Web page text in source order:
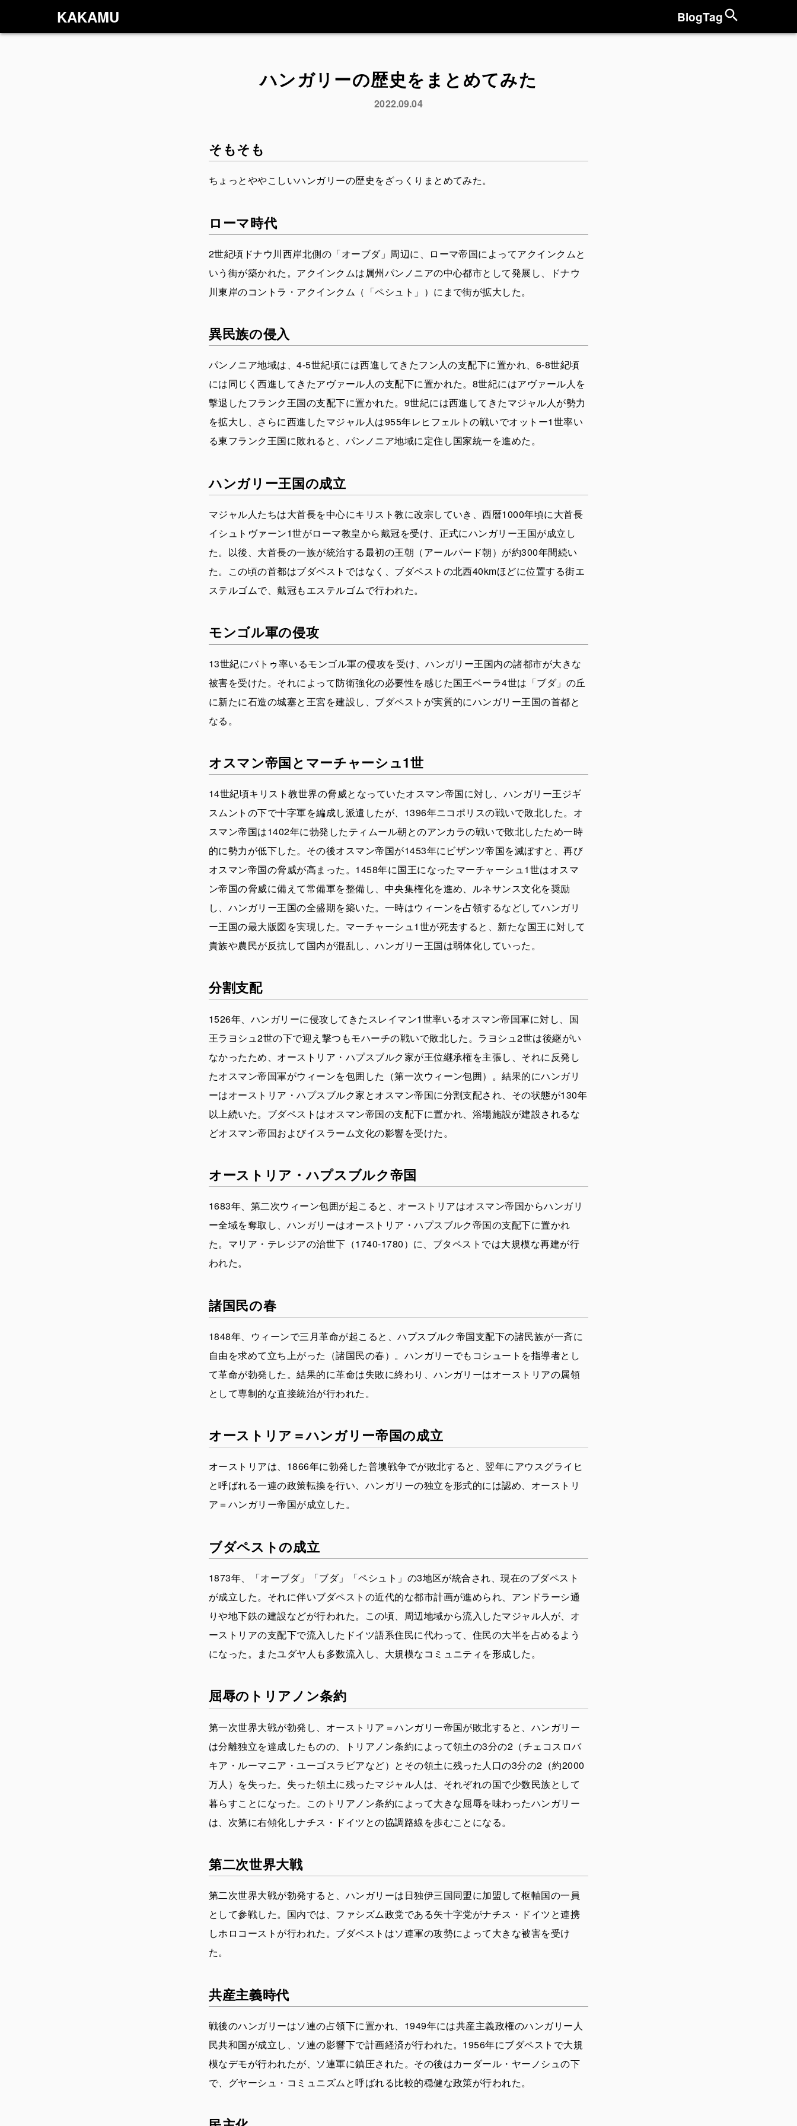
KAKAMU BlogTag
ハンガリーの歴史をまとめてみた
2022.09.04
そもそも
ちょっとややこしいハンガリーの歴史をざっくりまとめてみた。
ローマ時代
2世紀頃ドナウ川西岸北側の「オーブダ」周辺に、ローマ帝国によってアクインクムと
いう街が築かれた。アクインクムは属州パンノニアの中心都市として発展し、ドナウ
川東岸のコントラ・アクインクム（「ペシュト」）にまで街が拡大した。
異民族の侵入
パンノニア地域は、4-5世紀頃には西進してきたフン人の支配下に置かれ、6-8世紀頃
には同じく西進してきたアヴァール人の支配下に置かれた。8世紀にはアヴァール人を
撃退したフランク王国の支配下に置かれた。9世紀には西進してきたマジャル人が勢力
を拡大し、さらに西進したマジャル人は955年レヒフェルトの戦いでオットー1世率い
る東フランク王国に敗れると、パンノニア地域に定住し国家統一を進めた。
ハンガリー王国の成立
マジャル人たちは大首長を中心にキリスト教に改宗していき、西暦1000年頃に大首長
イシュトヴァーン1世がローマ教皇から戴冠を受け、正式にハンガリー王国が成立し
た。以後、大首長の一族が統治する最初の王朝（アールパード朝）が約300年間続い
た。この頃の首都はブダペストではなく、ブダペストの北西40kmほどに位置する街エ
ステルゴムで、戴冠もエステルゴムで行われた。
モンゴル軍の侵攻
13世紀にバトゥ率いるモンゴル軍の侵攻を受け、ハンガリー王国内の諸都市が大きな
被害を受けた。それによって防衛強化の必要性を感じた国王ベーラ4世は「ブダ」の丘
に新たに石造の城塞と王宮を建設し、ブダペストが実質的にハンガリー王国の首都と
なる。
オスマン帝国とマーチャーシュ1世
14世紀頃キリスト教世界の脅威となっていたオスマン帝国に対し、ハンガリー王ジギ
スムントの下で十字軍を編成し派遣したが、1396年ニコポリスの戦いで敗北した。オ
スマン帝国は1402年に勃発したティムール朝とのアンカラの戦いで敗北したため一時
的に勢力が低下した。その後オスマン帝国が1453年にビザンツ帝国を滅ぼすと、再び
オスマン帝国の脅威が高まった。1458年に国王になったマーチャーシュ1世はオスマ
ン帝国の脅威に備えて常備軍を整備し、中央集権化を進め、ルネサンス文化を奨励
し、ハンガリー王国の全盛期を築いた。一時はウィーンを占領するなどしてハンガリ
ー王国の最大版図を実現した。マーチャーシュ1世が死去すると、新たな国王に対して
貴族や農民が反抗して国内が混乱し、ハンガリー王国は弱体化していった。
分割支配
1526年、ハンガリーに侵攻してきたスレイマン1世率いるオスマン帝国軍に対し、国
王ラヨシュ2世の下で迎え撃つもモハーチの戦いで敗北した。ラヨシュ2世は後継がい
なかったため、オーストリア・ハプスブルク家が王位継承権を主張し、それに反発し
たオスマン帝国軍がウィーンを包囲した（第一次ウィーン包囲）。結果的にハンガリ
ーはオーストリア・ハプスブルク家とオスマン帝国に分割支配され、その状態が130年
以上続いた。ブダペストはオスマン帝国の支配下に置かれ、浴場施設が建設されるな
どオスマン帝国およびイスラーム文化の影響を受けた。
オーストリア・ハプスブルク帝国
1683年、第二次ウィーン包囲が起こると、オーストリアはオスマン帝国からハンガリ
ー全域を奪取し、ハンガリーはオーストリア・ハプスブルク帝国の支配下に置かれ
た。マリア・テレジアの治世下（1740-1780）に、ブタペストでは大規模な再建が行
われた。
諸国民の春
1848年、ウィーンで三月革命が起こると、ハプスブルク帝国支配下の諸民族が一斉に
自由を求めて立ち上がった（諸国民の春）。ハンガリーでもコシュートを指導者とし
て革命が勃発した。結果的に革命は失敗に終わり、ハンガリーはオーストリアの属領
として専制的な直接統治が行われた。
オーストリア＝ハンガリー帝国の成立
オーストリアは、1866年に勃発した普墺戦争でが敗北すると、翌年にアウスグライヒ
と呼ばれる一連の政策転換を行い、ハンガリーの独立を形式的には認め、オーストリ
ア＝ハンガリー帝国が成立した。
ブダペストの成立
1873年、「オーブダ」「ブダ」「ペシュト」の3地区が統合され、現在のブダペスト
が成立した。それに伴いブダペストの近代的な都市計画が進められ、アンドラーシ通
りや地下鉄の建設などが行われた。この頃、周辺地域から流入したマジャル人が、オ
ーストリアの支配下で流入したドイツ語系住民に代わって、住民の大半を占めるよう
になった。またユダヤ人も多数流入し、大規模なコミュニティを形成した。
屈辱のトリアノン条約
第一次世界大戦が勃発し、オーストリア＝ハンガリー帝国が敗北すると、ハンガリー
は分離独立を達成したものの、トリアノン条約によって領土の3分の2（チェコスロバ
キア・ルーマニア・ユーゴスラビアなど）とその領土に残った人口の3分の2（約2000
万人）を失った。失った領土に残ったマジャル人は、それぞれの国で少数民族として
暮らすことになった。このトリアノン条約によって大きな屈辱を味わったハンガリー
は、次第に右傾化しナチス・ドイツとの協調路線を歩むことになる。
第二次世界大戦
第二次世界大戦が勃発すると、ハンガリーは日独伊三国同盟に加盟して枢軸国の一員
として参戦した。国内では、ファシズム政党である矢十字党がナチス・ドイツと連携
しホロコーストが行われた。ブダペストはソ連軍の攻勢によって大きな被害を受け
た。
共産主義時代
戦後のハンガリーはソ連の占領下に置かれ、1949年には共産主義政権のハンガリー人
民共和国が成立し、ソ連の影響下で計画経済が行われた。1956年にブダペストで大規
模なデモが行われたが、ソ連軍に鎮圧された。その後はカーダール・ヤーノシュの下
で、グヤーシュ・コミュニズムと呼ばれる比較的穏健な政策が行われた。